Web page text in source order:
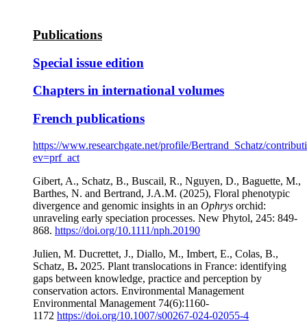
Publications
Special issue edition
Chapters in international volumes
French publications
https://www.researchgate.net/profile/Bertrand_Schatz/
ev=prf_act
Gibert, A., Schatz, B., Buscail, R., Nguyen, D., Baguette, M.,
Barthes, N. and Bertrand, J.A.M. (2025), Floral phenotypic
divergence and genomic insights in an Ophrys orchid:
unraveling early speciation processes. New Phytol, 245: 849-
868. https://doi.org/10.1111/nph.20190
Julien, M. Ducrettet, J., Diallo, M., Imbert, E., Colas, B.,
Schatz, B. 2025. Plant translocations in France: identifying
gaps between knowledge, practice and perception by
conservation actors. Environmental Management
Environmental Management 74(6):1160-
1172 https://doi.org/10.1007/s00267-024-02055-4